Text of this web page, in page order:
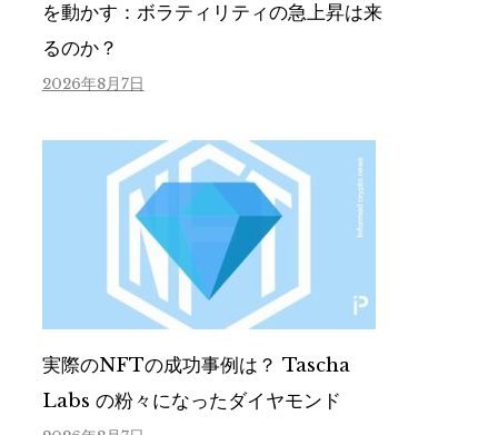
を動かす：ボラティリティの急上昇は来
るのか？
2026年8月7日
実際のNFTの成功事例は？ Tascha
Labs の粉々になったダイヤモンド